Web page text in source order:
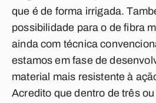
que é de forma irrigada.
possibilidade para o de fibra
ainda com técnica
estamos em fase de
material mais resistente à
Acredito que dentro de três